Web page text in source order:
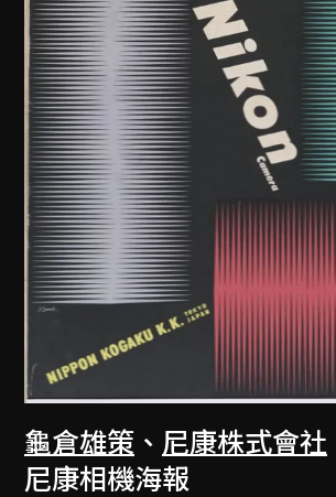
龜倉雄策 、 尼康株式會社
尼康相機海報